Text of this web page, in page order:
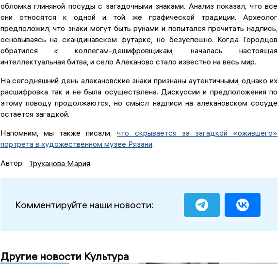
обломка глиняной посуды с загадочными знаками. Анализ показал, что все
они относятся к одной и той же графической традиции. Археолог
предположил, что знаки могут быть рунами и попытался прочитать надпись,
основываясь на скандинавском футарке, но безуспешно. Когда Городцов
обратился к коллегам-дешифровщикам, началась настоящая
интеллектуальная битва, и село Алеканово стало известно на весь мир.
На сегодняшний день алекановские знаки признаны аутентичными, однако их
расшифровка так и не была осуществлена. Дискуссии и предположения по
этому поводу продолжаются, но смысл надписи на алекановском сосуде
остается загадкой.
Напомним, мы также писали,что скрывается за загадкой «ожившего»
портрета в художественном музее Рязани.
Автор: Труханова Мария
Комментируйте наши новости:
Другие новости Культура